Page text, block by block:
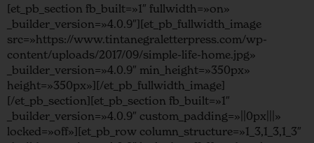
[et_pb_section fb_built=»1″ fullwidth=»on»
_builder_version=»4.0.9″][et_pb_fullwidth_image
src=»https://www.tintanegraletterpress.com/wp-
content/uploads/2017/09/simple-life-home.jpg»
_builder_version=»4.0.9″ min_height=»350px»
height=»350px»][/et_pb_fullwidth_image]
[/et_pb_section][et_pb_section fb_built=»1″
_builder_version=»4.0.9″ custom_padding=»||0px|||»
locked=»off»][et_pb_row column_structure=»1_3,1_3,1_3″